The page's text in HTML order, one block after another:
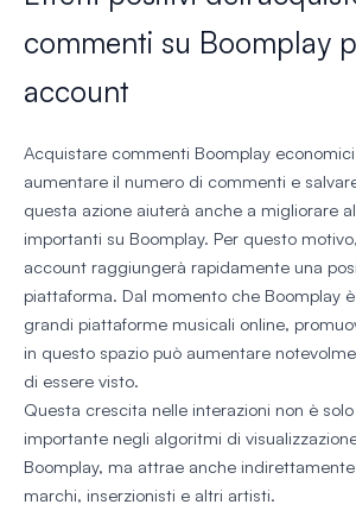
commenti su Boomplay
account
Acquistare commenti Boomplay
aumentare il numero di commenti e
questa azione aiuterà anche a migliorare
importanti su Boomplay. Per questo
account raggiungerà rapidamente una
piattaforma. Dal momento che Boomplay
grandi piattaforme musicali online,
in questo spazio può aumentare
di essere visto.
Questa crescita nelle interazioni non è
importante negli algoritmi di
Boomplay, ma attrae anche
marchi, inserzionisti e altri artisti.